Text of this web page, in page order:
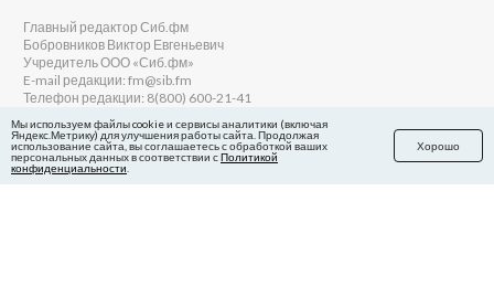
Главный редактор Сиб.фм
Бобровников Виктор Евгеньевич
Учредитель ООО «Сиб.фм»
E-mail редакции: fm@sib.fm
Телефон редакции: 8(800) 600-21-41
Сайт разработан и поддерживается Технодзен
Мы используем файлы cookie и сервисы аналитики (включая
Яндекс.Метрику) для улучшения работы сайта. Продолжая
использование сайта, вы соглашаетесь с обработкой ваших
персональных данных в соответствии сПолитикой
конфиденциальности
Хорошо